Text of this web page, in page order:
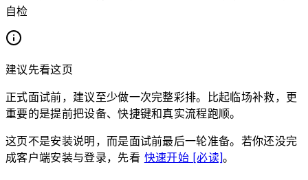
自检
建议先看这页
正式面试前，建议至少做一次完整彩排。比起临场补救，更
重要的是提前把设备、快捷键和真实流程跑顺。
这页不是安装说明，而是面试前最后一轮准备。若你还没完
成客户端安装与登录，先看 快速开始 [必读]。